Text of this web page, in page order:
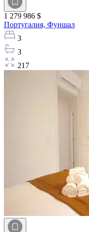
1 279 986 $
Португалия, Фуншал
3
3
217